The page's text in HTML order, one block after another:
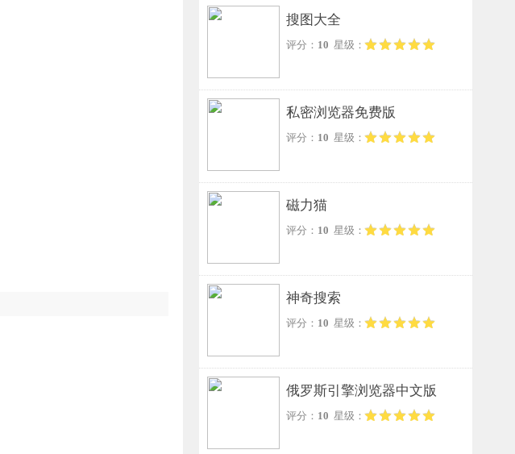
搜图大全
评分： 10 星级：
私密浏览器免费版
评分： 10 星级：
磁力猫
评分： 10 星级：
神奇搜索
评分： 10 星级：
俄罗斯引擎浏览器中文版
评分： 10 星级：